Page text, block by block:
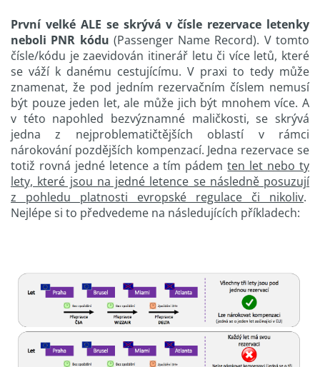
První velké ALE se skrývá v čísle rezervace letenky
neboli PNR kódu (Passenger Name Record). V tomto
čísle/kódu je zaevidován itinerář letu či více letů, které
se váží k danému cestujícímu. V praxi to tedy může
znamenat, že pod jedním rezervačním číslem nemusí
být pouze jeden let, ale může jich být mnohem více. A
v této napohled bezvýznamné maličkosti, se skrývá
jedna z nejproblematičtějších oblastí v rámci
nárokování pozdějších kompenzací. Jedna rezervace se
totiž rovná jedné letence a tím pádemten let nebo ty
lety, které jsou na jedné letence se následně posuzují
z pohledu platnosti evropské regulace či nikoliv.
Nejlépe si to předvedeme na následujících příkladech: